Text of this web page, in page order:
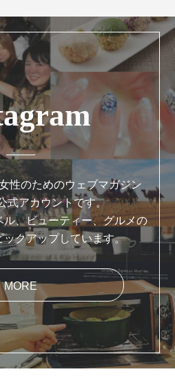
性のためのウェブマガジン
式アカウントです。
、ビューティー、グルメの
ックアップしています。
MORE